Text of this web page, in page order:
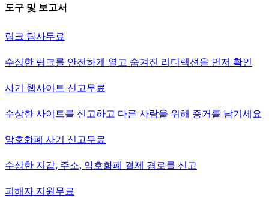
도구 및 보고서
링크 탐사무료
수상한 링크를 안전하게 열고 숨겨진 리디렉션을 먼저 확인
사기 웹사이트 신고무료
수상한 사이트를 신고하고 다른 사람을 위해 증거를 남기세요
암호화폐 사기 신고무료
수상한 지갑, 주소, 암호화폐 결제 경로를 신고
피해자 지원 무료